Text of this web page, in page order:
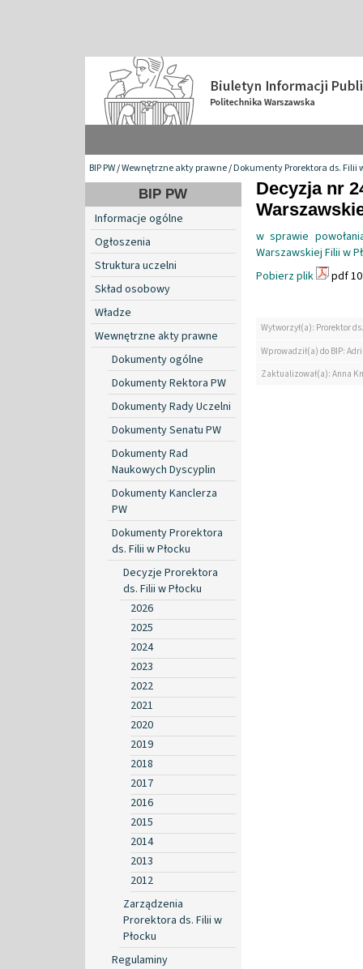
BIP PW/Wewnętrzne akty prawne/Dokumenty Prorektora ds. Filii
BIP PW
Informacje ogólne
Ogłoszenia
Struktura uczelni
Skład osobowy
Władze
Wewnętrzne akty prawne
Dokumenty ogólne
Dokumenty Rektora PW
Dokumenty Rady Uczelni
Dokumenty Senatu PW
Dokumenty Rad
Naukowych Dyscyplin
Dokumenty Kanclerza
PW
Dokumenty Prorektora
ds. Filii w Płocku
Decyzje Prorektora
ds. Filii w Płocku
2026
2025
2024
2023
2022
2021
2020
2019
2018
2017
2016
2015
2014
2013
2012
Zarządzenia
Prorektora ds. Filii w
Płocku
Regulaminy
Decyzja nr
w sprawie
Warszawskiej Filii w
Pobierz plik
pdf
Wytworzył(a): Prorektor
Wprowadził(a) do BIP:
Zaktualizował(a): Anna